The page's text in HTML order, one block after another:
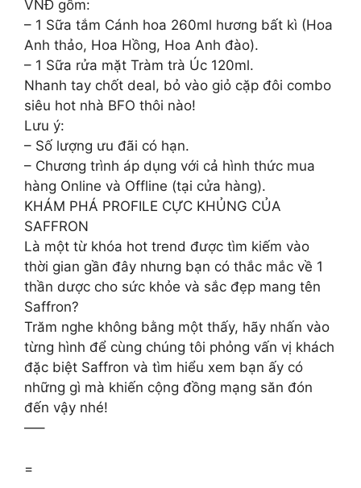
VNĐ gồm:
– 1 Sữa tắm Cánh hoa 260ml hương bất kì (Hoa
Anh thảo, Hoa Hồng, Hoa Anh đào).
– 1 Sữa rửa mặt Tràm trà Úc 120ml.
Nhanh tay chốt deal, bỏ vào giỏ cặp đôi combo
siêu hot nhà BFO thôi nào!
Lưu ý:
– Số lượng ưu đãi có hạn.
– Chương trình áp dụng với cả hình thức mua
hàng Online và Offline (tại cửa hàng).
KHÁM PHÁ PROFILE CỰC KHỦNG CỦA
SAFFRON
Là một từ khóa hot trend được tìm kiếm vào
thời gian gần đây nhưng bạn có thắc mắc về 1
thần dược cho sức khỏe và sắc đẹp mang tên
Saffron?
Trăm nghe không bằng một thấy, hãy nhấn vào
từng hình để cùng chúng tôi phỏng vấn vị khách
đặc biệt Saffron và tìm hiểu xem bạn ấy có
những gì mà khiến cộng đồng mạng săn đón
đến vậy nhé!
—–
=